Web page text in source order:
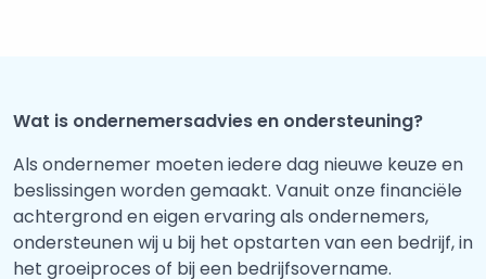
Wat is ondernemersadvies en ondersteuning?
Als ondernemer moeten iedere dag nieuwe keuze en
beslissingen worden gemaakt. Vanuit onze financiële
achtergrond en eigen ervaring als ondernemers,
ondersteunen wij u bij het opstarten van een bedrijf, in
het groeiproces of bij een bedrijfsovername.